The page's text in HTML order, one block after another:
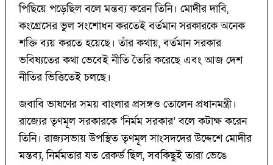
পিছিয়ে পড়েছিল বলে মন্তব্য করেন তিনি। মোদীর দাবি,
কংগ্রেসের ভুল সংশোধন করতেই বর্তমান সরকারকে অনেক
শক্তি ব্যয় করতে হয়েছে। তাঁর কথায়, বর্তমান সরকার
ভবিষ্যতের কথা ভেবেই নীতি তৈরি করেছে এবং আজ দেশ
নীতির ভিত্তিতেই চলছে।
জবাবি ভাষণের সময় বাংলার প্রসঙ্গও তোলেন প্রধানমন্ত্রী।
রাজ্যের তৃণমূল সরকারকে ‘নির্মম সরকার’ বলে কটাক্ষ করেন
তিনি। রাজ্যসভায় উপস্থিত তৃণমূল সাংসদদের উদ্দেশে মোদীর
মন্তব্য, নির্মমতার যত রেকর্ড ছিল, সবকিছুই তারা ভেঙে